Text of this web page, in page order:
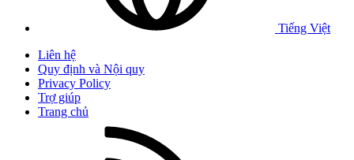
Tiếng Việt
Liên hệ
Quy định và Nội quy
Privacy Policy
Trợ giúp
Trang chủ